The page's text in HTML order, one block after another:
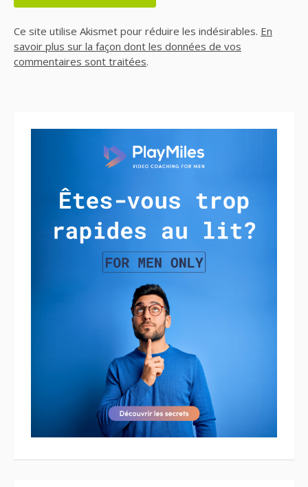
Ce site utilise Akismet pour réduire les indésirables. En
savoir plus sur la façon dont les données de vos
commentaires sont traitées.